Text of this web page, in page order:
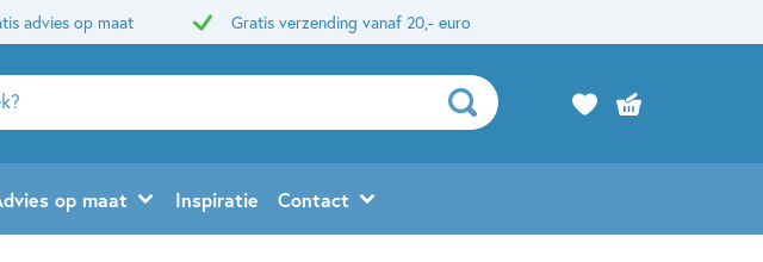
advies op maat Gratis verzending vanaf 20,- euro
op maat Inspiratie Contact